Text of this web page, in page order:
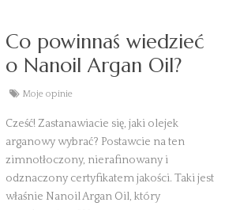
Co powinnaś wiedzieć
o Nanoil Argan Oil?
Moje opinie
Cześć! Zastanawiacie się, jaki olejek
arganowy wybrać? Postawcie na ten
zimnotłoczony, nierafinowany i
odznaczony certyfikatem jakości. Taki jest
właśnie Nanoil Argan Oil, który